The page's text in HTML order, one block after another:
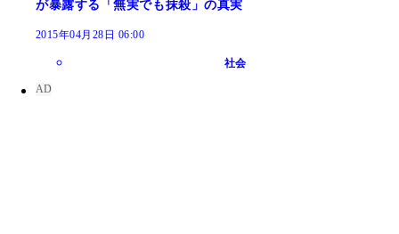
が暴露する「無実でも抹殺」の真実
2015年04月28日 06:00
社会